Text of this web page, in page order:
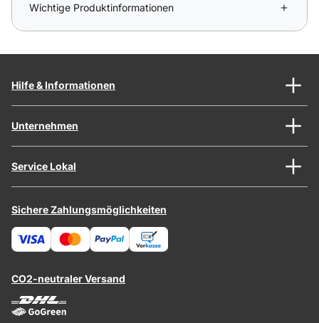
Wichtige Produktinformationen
Hilfe & Informationen
Unternehmen
Service Lokal
Sichere Zahlungsmöglichkeiten
CO2-neutraler Versand